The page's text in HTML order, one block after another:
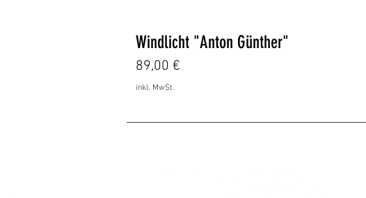
Schnellansicht
Windlicht "Anton Günther"
Preis
89,00 €
inkl. MwSt.